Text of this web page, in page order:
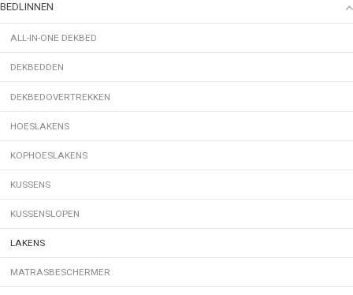
BEDLINNEN
ALL-IN-ONE DEKBED
DEKBEDDEN
DEKBEDOVERTREKKEN
HOESLAKENS
KOPHOESLAKENS
KUSSENS
KUSSENSLOPEN
LAKENS
MATRASBESCHERMER